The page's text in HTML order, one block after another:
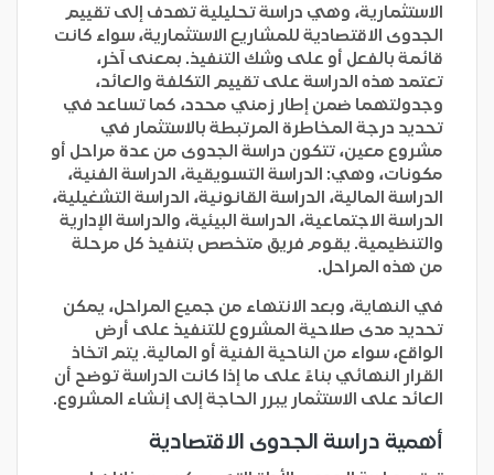
الاستثمارية، وهي دراسة تحليلية تهدف إلى تقييم
الجدوى الاقتصادية للمشاريع الاستثمارية، سواء كانت
قائمة بالفعل أو على وشك التنفيذ. بمعنى آخر،
تعتمد هذه الدراسة على تقييم التكلفة والعائد،
وجدولتهما ضمن إطار زمني محدد، كما تساعد في
تحديد درجة المخاطرة المرتبطة بالاستثمار في
مشروع معين، تتكون دراسة الجدوى من عدة مراحل أو
مكونات، وهي: الدراسة التسويقية، الدراسة الفنية،
الدراسة المالية، الدراسة القانونية، الدراسة التشغيلية،
الدراسة الاجتماعية، الدراسة البيئية، والدراسة الإدارية
والتنظيمية. يقوم فريق متخصص بتنفيذ كل مرحلة
من هذه المراحل.
في النهاية، وبعد الانتهاء من جميع المراحل، يمكن
تحديد مدى صلاحية المشروع للتنفيذ على أرض
الواقع، سواء من الناحية الفنية أو المالية. يتم اتخاذ
القرار النهائي بناءً على ما إذا كانت الدراسة توضح أن
العائد على الاستثمار يبرر الحاجة إلى إنشاء المشروع.
أهمية دراسة الجدوى الاقتصادية